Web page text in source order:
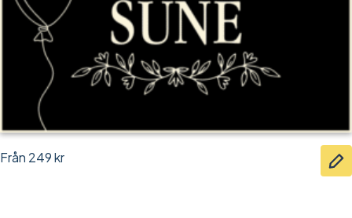
Från 249kr